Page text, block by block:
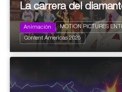
2024 156 x 7' + 7 years
La carrera del
Animación MOTION PICTURES
Content Americas 2025